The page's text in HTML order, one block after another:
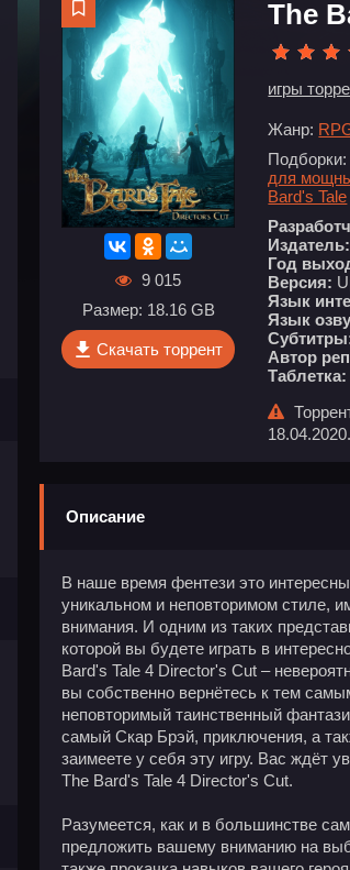
9 015
Размер: 18.16 GB
Скачать торрент
The
игры
Жанр:
Подборки:
для
Bard's Tale
Издатель:
Год
Версия:
Язык
Язык
Автор
Таблетка:
18.04.2020.
Описание
В наше время фентези это
уникальном и неповторимом стиле,
внимания. И одним из таких
которой вы будете играть в
Bard's Tale 4 Director's Cut –
вы собственно вернётесь к тем
неповторимый таинственный
самый Скар Брэй, приключения, а
заимеете у себя эту игру. Вас ждёт
The Bard's Tale 4 Director's Cut.
Разумеется, как и в большинстве
предложить вашему вниманию на